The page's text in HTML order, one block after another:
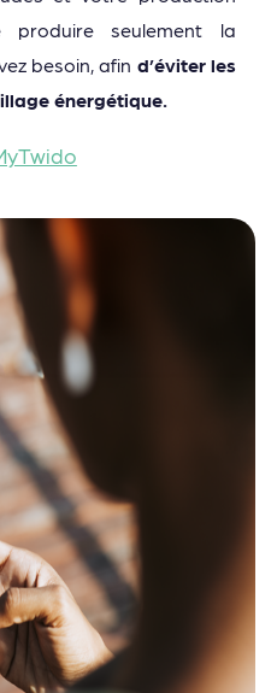
produire seulement la
besoin, afin d’éviter les
énergétique.